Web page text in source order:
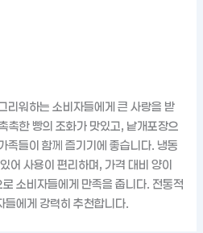
리워하는 소비자들에게 큰 사랑을 받
촉한 빵의 조화가 맛있고, 낱개포장으
족들이 함께 즐기기에 좋습니다. 냉동
어 사용이 편리하며, 가격 대비 양이
소비자들에게 만족을 줍니다. 전통적
들에게 강력히 추천합니다.